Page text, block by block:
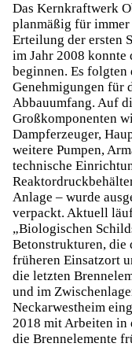
Das Kernkraftwerk
planmäßig für
Erteilung der ersten
im Jahr 2008 konnte
beginnen. Es
Genehmigungen für
Abbauumfang. Auf
Großkomponenten
Dampferzeuger,
weitere Pumpen,
technische
Anlage – wurde
verpackt. Aktuell
„Biologischen
Betonstrukturen, die
früheren Einsatzort
die letzten
und im
Neckarwestheim
2018 mit Arbeiten in
die Brennelemente